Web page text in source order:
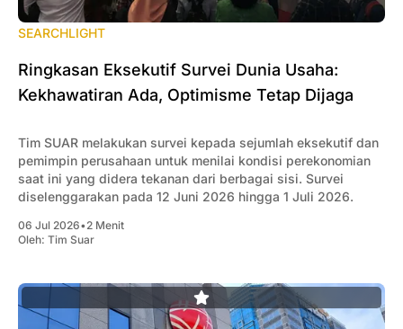
SEARCHLIGHT
Ringkasan Eksekutif Survei Dunia Usaha:
Kekhawatiran Ada, Optimisme Tetap Dijaga
Tim SUAR melakukan survei kepada sejumlah eksekutif dan
pemimpin perusahaan untuk menilai kondisi perekonomian
saat ini yang didera tekanan dari berbagai sisi. Survei
diselenggarakan pada 12 Juni 2026 hingga 1 Juli 2026.
06 Jul 2026•2 Menit
Oleh: Tim Suar